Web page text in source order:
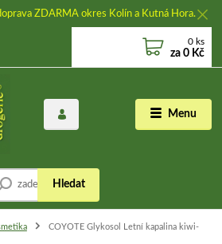
ZDARMA okres Kolín a Kutná Hora.
Menu
Hledat
0 ks
za 0 Kč
COYOTE Glykosol Letní kapalina kiwi-